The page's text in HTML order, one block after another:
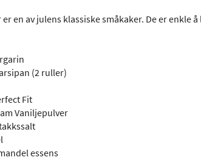
en av julens klassiske småkaker. De er enkle
(2 ruller)
Fit
Vaniljepulver
essens